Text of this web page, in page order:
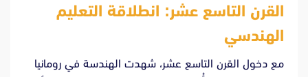
القرن التاسع عشر: انطلاقة التعليم
الهندسي
مع دخول القرن التاسع عشر، شهدت الهندسة في رومانيا